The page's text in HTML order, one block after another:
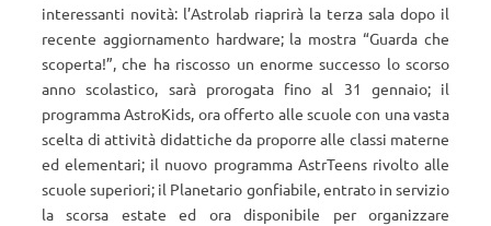
interessanti novità: l’Astrolab riaprirà la terza sala dopo il
recente aggiornamento hardware; la mostra “Guarda che
scoperta!”, che ha riscosso un enorme successo lo scorso
anno scolastico, sarà prorogata fino al 31 gennaio; il
programma AstroKids, ora offerto alle scuole con una vasta
scelta di attività didattiche da proporre alle classi materne
ed elementari; il nuovo programma AstrTeens rivolto alle
scuole superiori; il Planetario gonfiabile, entrato in servizio
la scorsa estate ed ora disponibile per organizzare